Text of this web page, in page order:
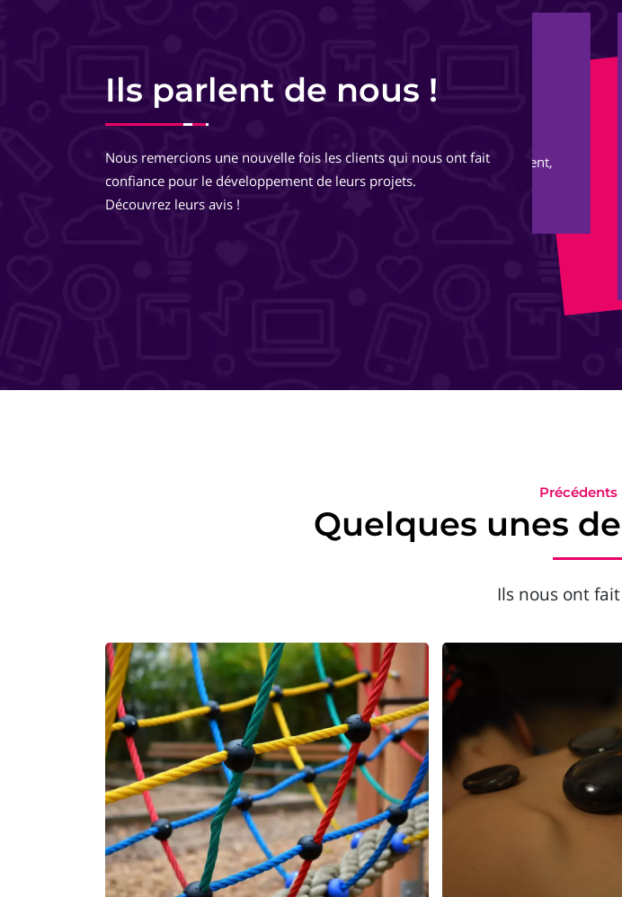
Ils parlent de nous !
Nous remercions une nouvelle fois les clients qui nous ont fait
confiance pour le développement de leurs projets.
Découvrez leurs avis !
Equipe très pro, très réactive. De très bons conseils, des
travailler avec eux ! Ils pensent à tout ! Je recommande totalement,
même les yeux fermés !
Un
https://
Votre
ont
Je le
Précédents
Quelques unes
Ils nous ont